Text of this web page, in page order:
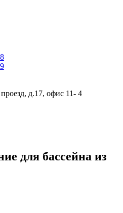
д.17, офис 11- 4
для бассейна из